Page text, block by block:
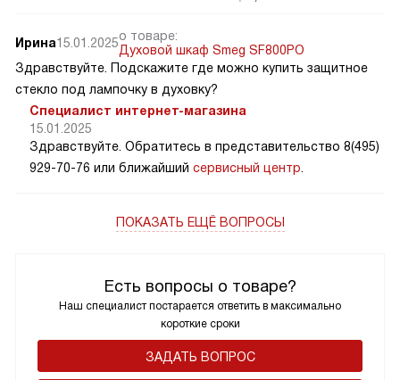
Есть вопросы о товаре?
Наш специалист постарается ответить в максимально
короткие сроки
ЗАДАТЬ ВОПРОС
Ирина15.01.2025о товаре:
Духовой шкаф Smeg SF800PO
Здравствуйте. Подскажите где можно купить защитное
стекло под лампочку в духовку?
Специалист интернет-магазина
15.01.2025
Здравствуйте. Обратитесь в представительство 8(495)
929-70-76 или ближайший сервисный центр
ПОКАЗАТЬ ЕЩЁ ВОПРОСЫ